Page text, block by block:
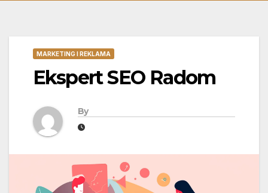
MARKETING I REKLAMA
Ekspert SEO Radom
By